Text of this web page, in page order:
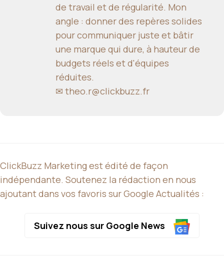
de travail et de régularité. Mon
angle : donner des repères solides
pour communiquer juste et bâtir
une marque qui dure, à hauteur de
budgets réels et d'équipes
réduites.
✉ theo.r@clickbuzz.fr
ClickBuzz Marketing est édité de façon
indépendante. Soutenez la rédaction en nous
ajoutant dans vos favoris sur Google Actualités :
Suivez nous sur Google News